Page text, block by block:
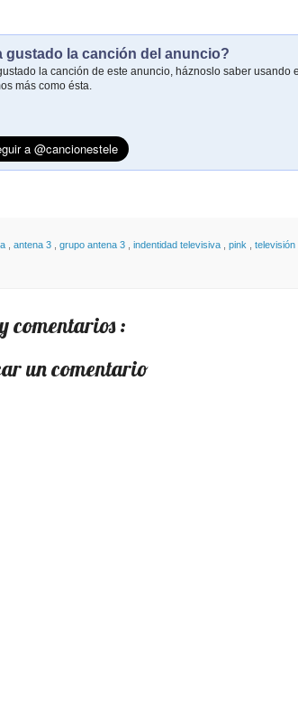
gustado la canción del anuncio?
la canción de este anuncio, háznoslo saber usando
más como ésta.
a antena 3 grupo antena 3 indentidad televisiva pink televisión
comentarios :
un comentario